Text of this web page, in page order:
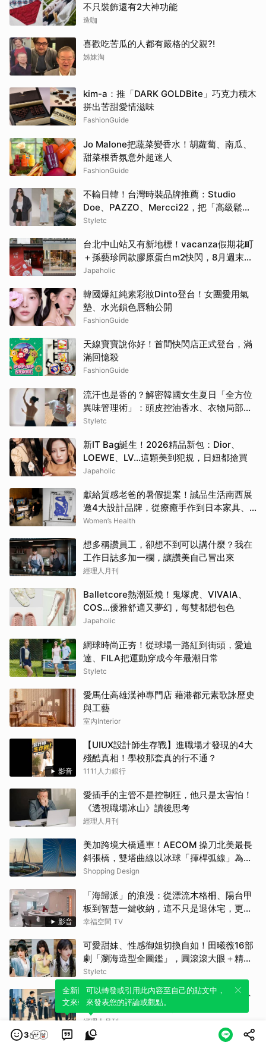
不只裝飾還有2大神功能
造咖
喜歡吃苦瓜的人都有嚴格的父親?!
姊妹淘
kim-a：推「DARK GOLDBite」巧克力積木
拼出苦甜愛情滋味
FashionGuide
Jo Malone把蔬菜變香水！胡蘿蔔、南瓜、
甜菜根香氛意外超迷人
FashionGuide
不輸日韓！台灣時裝品牌推薦：Studio
Doe、PAZZO、Mercci22，把「高級鬆弛
感」穿成日常
Styletc
台北中山站又有新地標！vacanza假期花町
＋孫藝珍同款膠原蛋白m2快閃，8月週末必
逛這2大爆款景點
Japaholic
韓國爆紅純素彩妝Dinto登台！女團愛用氣
墊、水光鎖色唇釉公開
FashionGuide
天線寶寶說你好！首間快閃店正式登台，滿
滿回憶殺
FashionGuide
流汗也是香的？解密韓國女生夏日「全方位
異味管理術」：頭皮控油香水、衣物局部消
臭，打造自帶母胎偽體香
Styletc
新IT Bag誕生！2026精品新包：Dior、
LOEWE、LV…這顆美到犯規，日妞都搶買
Japaholic
獻給質感老爸的暑假提案！誠品生活南西展
邀4大設計品牌，從療癒手作到日本家具、
AI好禮寵愛全家 | Women's Health
Women’s Health
想多稱讚員工，卻想不到可以講什麼？我在
工作日誌多加一欄，讓讚美自己冒出來
經理人月刊
Balletcore熱潮延燒！鬼塚虎、VIVAIA、
COS…優雅舒適又夢幻，每雙都想包色
Japaholic
網球時尚正夯！從球場一路紅到街頭，愛迪
達、FILA把運動穿成今年最潮日常
Styletc
愛馬仕高雄漢神專門店 藉港都元素歌詠歷史
與工藝
室內Interior
影音
【UIUX設計師生存戰】進職場才發現的4大
殘酷真相！學校那套真的行不通？
1111人力銀行
愛插手的主管不是控制狂，他只是太害怕！
《透視職場冰山》讀後思考
經理人月刊
美加跨境大橋通車！AECOM 操刀北美最長
斜張橋，雙塔曲線以冰球「揮桿弧線」為靈
感
Shopping Design
影音
「海歸派」的浪漫：從漂流木格柵、陽台甲
板到智慧一鍵收納，這不只是退休宅，更是
遊子的心靈港灣！！
幸福空間 TV
可愛甜妹、性感御姐切換自如！田曦薇16部
劇「瀏海造型全圖鑑」，圓滾滾大眼＋精緻
小臉比例太完美
Styletc
「我是 I 人，怎麼辦？」不用勉強自己變外
向，3 個小動作就能讓人覺得你很好聊
經理人月刊
享受這個年紀、不再逞強過日子！57歲卜學
3
全新體驗！一鍵引用此內容，透過發布貼
文來輕鬆表達個人立場。
可以轉發或引用此內容至自己的貼文中，
來發表您的評論或觀點。